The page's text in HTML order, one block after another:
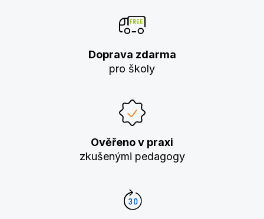
Doprava zdarma
pro školy
Ověřeno v praxi
zkušenými pedagogy